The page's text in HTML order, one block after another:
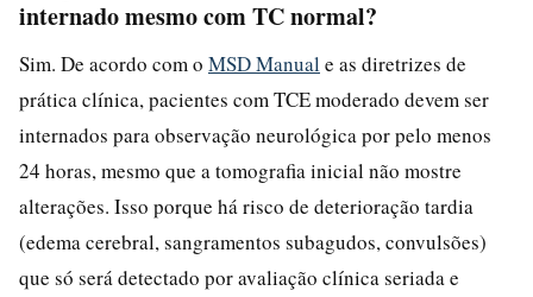
internado mesmo com TC normal?
Sim. De acordo com o MSD Manual e as diretrizes de
prática clínica, pacientes com TCE moderado devem ser
internados para observação neurológica por pelo menos
24 horas, mesmo que a tomografia inicial não mostre
alterações. Isso porque há risco de deterioração tardia
(edema cerebral, sangramentos subagudos, convulsões)
que só será detectado por avaliação clínica seriada e